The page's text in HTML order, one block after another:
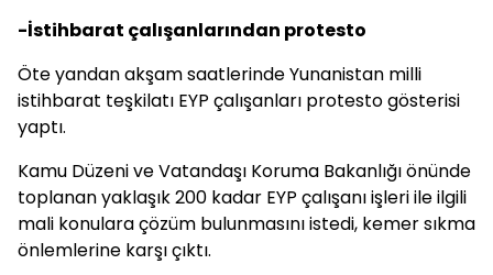
-İstihbarat çalışanlarından protesto
Öte yandan akşam saatlerinde Yunanistan milli
istihbarat teşkilatı EYP çalışanları protesto gösterisi
yaptı.
Kamu Düzeni ve Vatandaşı Koruma Bakanlığı önünde
toplanan yaklaşık 200 kadar EYP çalışanı işleri ile ilgili
mali konulara çözüm bulunmasını istedi, kemer sıkma
önlemlerine karşı çıktı.